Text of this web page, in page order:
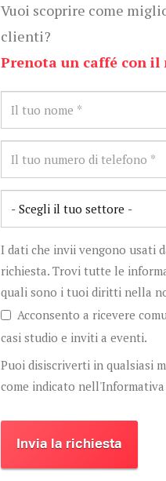
Vuoi scoprire come
clienti?
Prenota un caffé con il
I dati che invii vengono usati
richiesta. Trovi tutte le
quali sono i tuoi diritti nella
Acconsento a ricevere
casi studio e inviti a eventi.
Puoi disiscriverti in qualsiasi
come indicato nell'Informativa